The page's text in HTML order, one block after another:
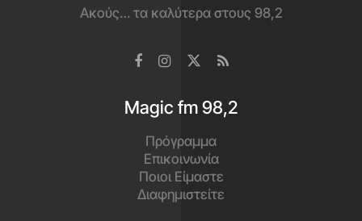
Ακούς… τα καλύτερα στους 98,2
Magic fm 98,2
Πρόγραμμα
Επικοινωνία
Ποιοι Είμαστε
Διαφημιστείτε